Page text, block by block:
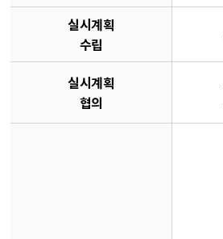
실시계획
수립
실시계획
협의